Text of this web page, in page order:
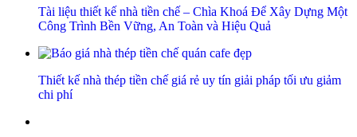
Tài liệu thiết kế nhà tiền chế – Chìa Khoá Để Xây Dựng Một
Công Trình Bền Vững, An Toàn và Hiệu Quả
Thiết kế nhà thép tiền chế giá rẻ uy tín giải pháp tối ưu giảm
chi phí